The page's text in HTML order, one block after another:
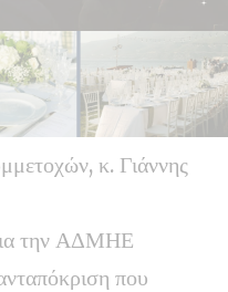
κ. Γιάννης
την ΑΔΜΗΕ
που